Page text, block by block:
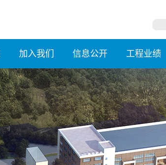
加入我们 信息公开 工程业绩